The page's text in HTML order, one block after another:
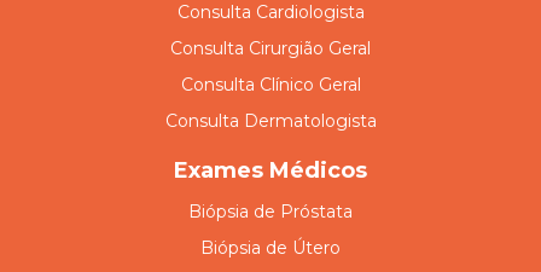
Consulta Cardiologista
Consulta Cirurgião Geral
Consulta Clínico Geral
Consulta Dermatologista
Exames Médicos
Biópsia de Próstata
Biópsia de Útero